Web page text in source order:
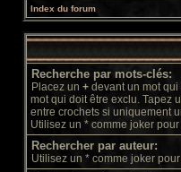
Index du forum
Recherche par mots-clés:
Placez un + devant un mot
mot qui doit être exclu. Tapez
entre crochets si uniquement
Utilisez un * comme joker
Rechercher par auteur:
Utilisez un * comme joker